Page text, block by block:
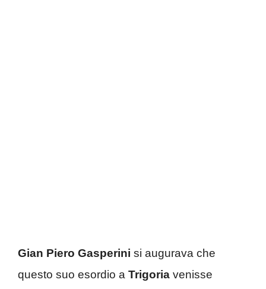
Gian Piero Gasperini si augurava che
questo suo esordio a Trigoria venisse